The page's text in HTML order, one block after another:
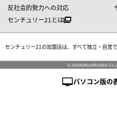
反社会的勢力への対応
センチュリー21とは
センチュリー21の加盟店は、すべて独立・自営で
©Jutakukoueihanbai
パソコン版の